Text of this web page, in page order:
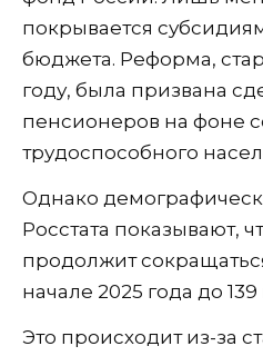
покрывается
бюджета. Реформа,
году, была призвана
пенсионеров на фоне
трудоспособного
Однако
Росстата показывают,
продолжит
начале 2025 года до
Это происходит из-за